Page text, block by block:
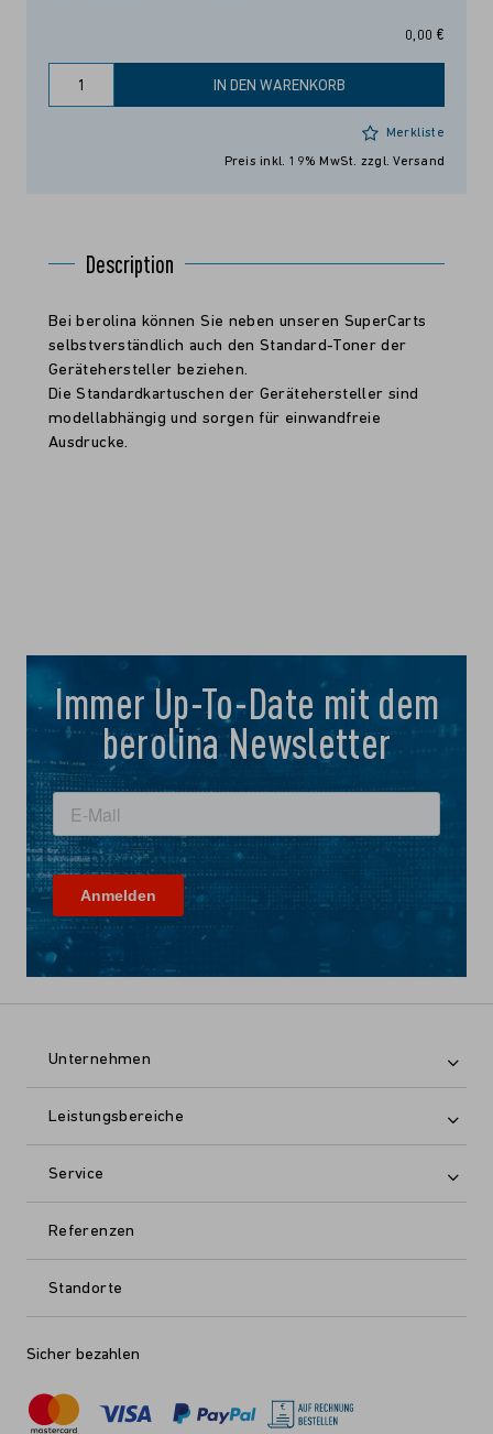
0,00 €
IN DEN WARENKORB
Merkliste
Preis inkl. 19% MwSt. zzgl. Versand
Description
Bei berolina können Sie neben unseren SuperCarts
selbstverständlich auch den Standard-Toner der
Gerätehersteller beziehen.
Die Standardkartuschen der Gerätehersteller sind
modellabhängig und sorgen für einwandfreie
Ausdrucke.
Immer Up-To-Date mit dem
berolina Newsletter
Unternehmen
Leistungsbereiche
Service
Referenzen
Standorte
Sicher bezahlen